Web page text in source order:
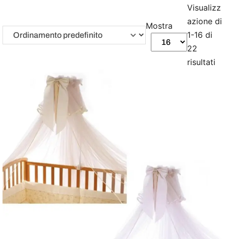
Mostra
Visualizz
azione di
1-16 di
22
risultati